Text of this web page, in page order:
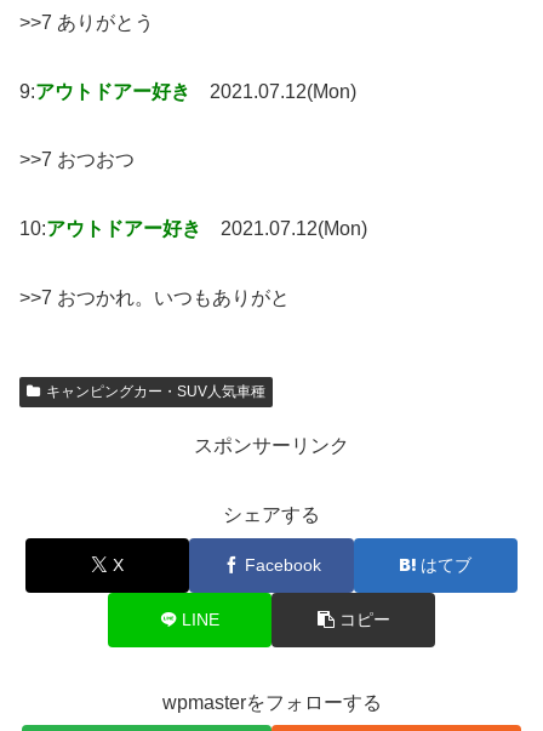
>>7 ありがとう
9:アウトドアー好き 2021.07.12(Mon)
>>7 おつおつ
10:アウトドアー好き 2021.07.12(Mon)
>>7 おつかれ。いつもありがと
キャンピングカー・SUV人気車種
スポンサーリンク
シェアする
X Facebook はてブ
LINE コピー
wpmasterをフォローする